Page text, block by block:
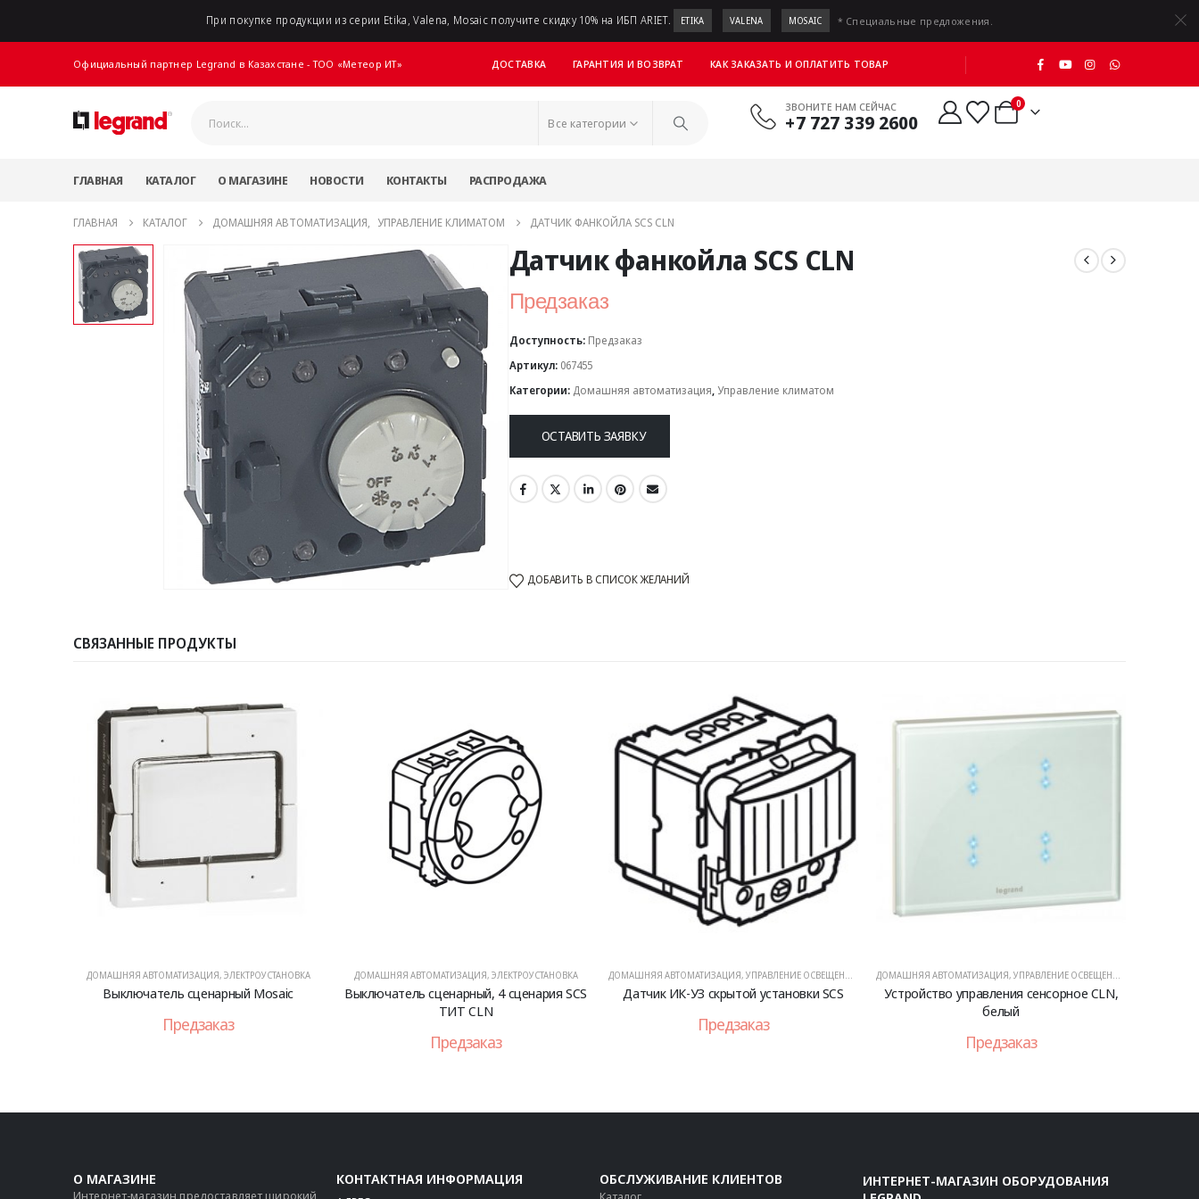
При покупке продукции из серии Etika, Valena, Mosaic получите скидку 10% на ИБП ARIET. ETIKA VALENA MOSAIC * Специальные предложения.
Официальный партнер Legrand в Казахстане - ТОО «Метеор ИТ» ДОСТАВКА ГАРАНТИЯ И ВОЗВРАТ КАК ЗАКАЗАТЬ И ОПЛАТИТЬ ТОВАР
Все категории
ЗВОНИТЕ НАМ СЕЙЧАС
+7 727 339 2600
0
ГЛАВНАЯ КАТАЛОГ О МАГАЗИНЕ НОВОСТИ КОНТАКТЫ РАСПРОДАЖА
ГЛАВНАЯ КАТАЛОГ ДОМАШНЯЯ АВТОМАТИЗАЦИЯ, УПРАВЛЕНИЕ КЛИМАТОМ ДАТЧИК ФАНКОЙЛА SCS CLN
Датчик фанкойла SCS CLN
Предзаказ
Доступность: Предзаказ
Артикул: 067455
Категории: Домашняя автоматизация, Управление климатом
ОСТАВИТЬ ЗАЯВКУ
ДОБАВИТЬ В СПИСОК ЖЕЛАНИЙ
СВЯЗАННЫЕ ПРОДУКТЫ
ДОМАШНЯЯ АВТОМАТИЗАЦИЯ, ЭЛЕКТРОУСТАНОВКА
Выключатель сценарный Mosaic
Предзаказ
ДОМАШНЯЯ АВТОМАТИЗАЦИЯ, ЭЛЕКТРОУСТАНОВКА
Выключатель сценарный, 4 сценария SCS
ТИТ CLN
Предзаказ
ДОМАШНЯЯ АВТОМАТИЗАЦИЯ, УПРАВЛЕНИЕ ОСВЕЩЕНИЕМ
Датчик ИК-УЗ скрытой установки SCS
Предзаказ
ДОМАШНЯЯ АВТОМАТИЗАЦИЯ, УПРАВЛЕНИЕ ОСВЕЩЕНИЕМ
Устройство управления сенсорное CLN,
белый
Предзаказ
О МАГАЗИНЕ
Интернет-магазин предоставляет широкий
КОНТАКТНАЯ ИНФОРМАЦИЯ ОБСЛУЖИВАНИЕ КЛИЕНТОВ
ИНТЕРНЕТ-МАГАЗИН ОБОРУДОВАНИЯ